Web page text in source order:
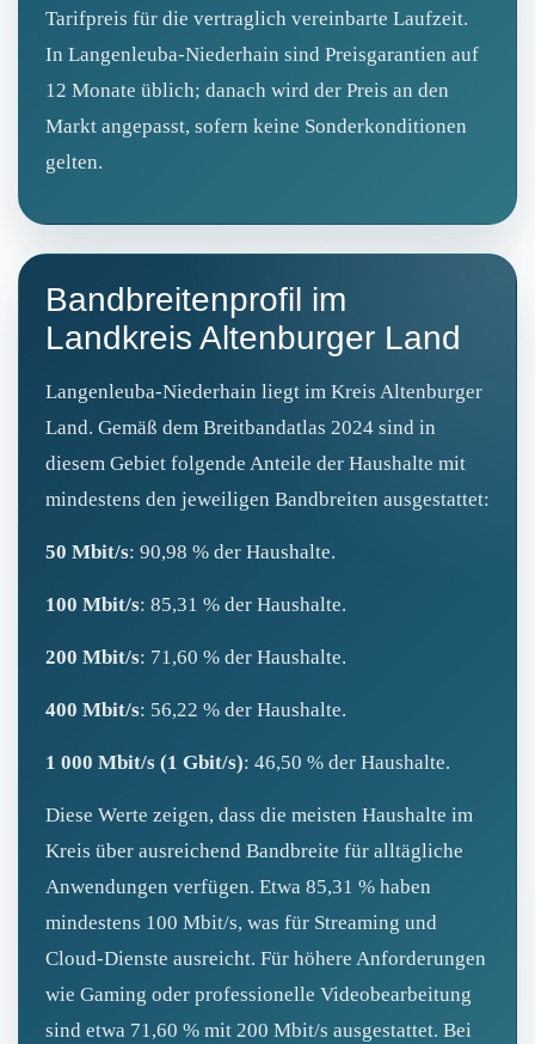
Tarifpreis für die vertraglich vereinbarte Laufzeit.
In Langenleuba‑Niederhain sind Preisgarantien auf
12 Monate üblich; danach wird der Preis an den
Markt angepasst, sofern keine Sonderkonditionen
gelten.
Bandbreitenprofil im
Landkreis Altenburger Land
Langenleuba‑Niederhain liegt im Kreis Altenburger
Land. Gemäß dem Breitbandatlas 2024 sind in
diesem Gebiet folgende Anteile der Haushalte mit
mindestens den jeweiligen Bandbreiten ausgestattet:
50 Mbit/s: 90,98 % der Haushalte.
100 Mbit/s: 85,31 % der Haushalte.
200 Mbit/s: 71,60 % der Haushalte.
400 Mbit/s: 56,22 % der Haushalte.
1 000 Mbit/s (1 Gbit/s): 46,50 % der Haushalte.
Diese Werte zeigen, dass die meisten Haushalte im
Kreis über ausreichend Bandbreite für alltägliche
Anwendungen verfügen. Etwa 85,31 % haben
mindestens 100 Mbit/s, was für Streaming und
Cloud‑Dienste ausreicht. Für höhere Anforderungen
wie Gaming oder professionelle Videobearbeitung
sind etwa 71,60 % mit 200 Mbit/s ausgestattet. Bei